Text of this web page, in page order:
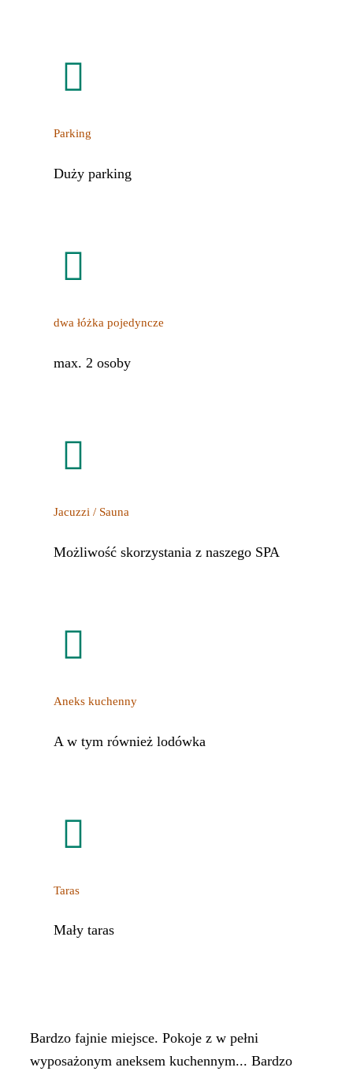
Parking
Duży parking
dwa łóżka pojedyncze
max. 2 osoby
Jacuzzi / Sauna
Możliwość skorzystania z naszego SPA
Aneks kuchenny
A w tym również lodówka
Taras
Mały taras
Bardzo fajnie miejsce. Pokoje z w pełni
wyposażonym aneksem kuchennym... Bardzo